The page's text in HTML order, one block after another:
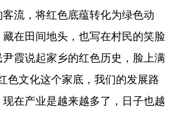
流，将红色底蕴转化为绿色动
在田间地头，也写在村民的笑脸
尹霞说起家乡的红色历史，脸上满
色文化这个家底，我们的发展路
在产业是越来越多了，日子也越